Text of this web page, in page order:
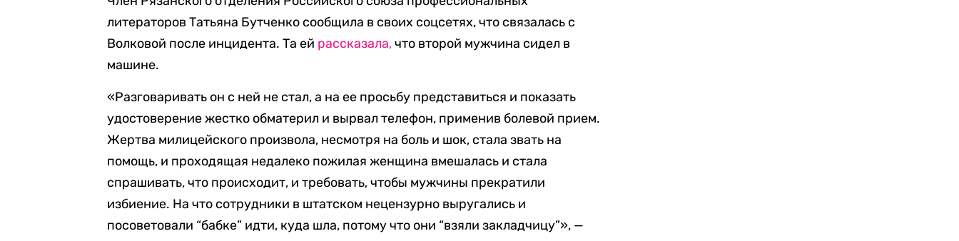
литераторов Татьяна Бутченко сообщила в своих соцсетях, что связалась с
Волковой после инцидента. Та ей рассказала,что второй мужчина сидел в
машине.
«Разговаривать он с ней не стал, а на ее просьбу представиться и показать
удостоверение жестко обматерил и вырвал телефон, применив болевой прием.
Жертва милицейского произвола, несмотря на боль и шок, стала звать на
помощь, и проходящая недалеко пожилая женщина вмешалась и стала
спрашивать, что происходит, и требовать, чтобы мужчины прекратили
избиение. На что сотрудники в штатском нецензурно выругались и
посоветовали “бабке” идти, куда шла, потому что они “взяли закладчицу”», —